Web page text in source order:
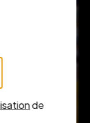
de